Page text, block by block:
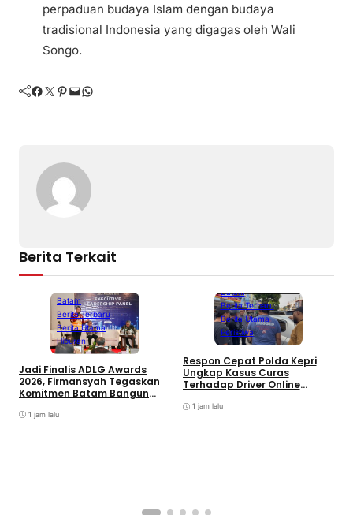
perpaduan budaya Islam dengan budaya
tradisional Indonesia yang digagas oleh Wali
Songo.
Facebook Twitter Pinterest Mail WhatsApp
Berita Terkait
Batam
Berita Terbaru
Berita Utama
Hiburan
Jadi Finalis ADLG Awards
2026, Firmansyah Tegaskan
Komitmen Batam Bangun
1 jam lalu
Batam
Berita Terbaru
Berita Utama
Peristiwa
Respon Cepat Polda Kepri
Ungkap Kasus Curas
Terhadap Driver Online
1 jam lalu